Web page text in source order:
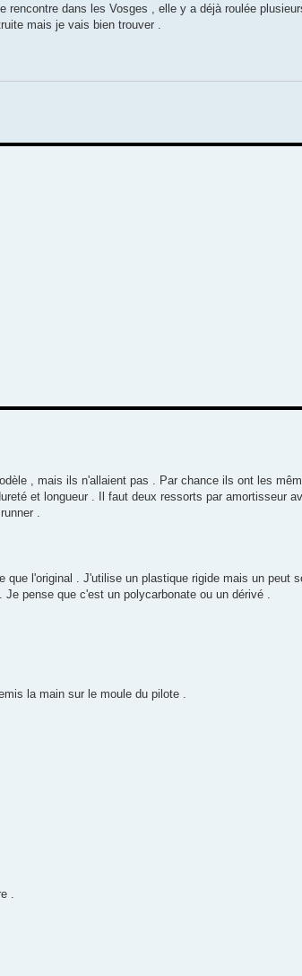
dans les Vosges , elle y a déjà roulée
mais je vais bien trouver .
, mais ils n'allaient pas . Par chance ils ont les
et longueur . Il faut deux ressorts par amortisseur
.
que l'original . J'utilise un plastique rigide mais un peut
pense que c'est un polycarbonate ou un dérivé .
la main sur le moule du pilote .
.